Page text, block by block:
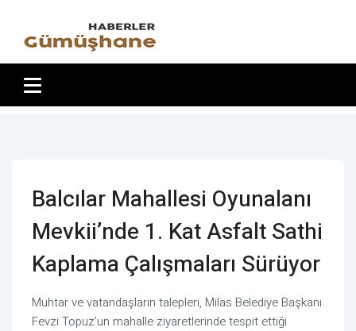
Balcılar Mahallesi Oyunalanı
Mevkii’nde 1. Kat Asfalt Sathi
Kaplama Çalışmaları Sürüyor
Muhtar ve vatandaşların talepleri, Milas Belediye Başkanı
Fevzi Topuz’un mahalle ziyaretlerinde tespit ettiği